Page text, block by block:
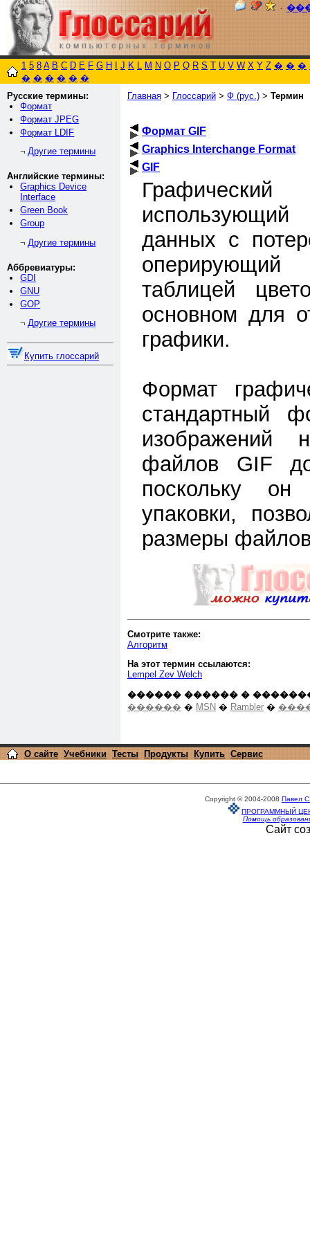
٠
1 5 8 A B C D E F G H J K L M N O P Q R S T U V W X Y Z � � �
� � � � � �
Русские термины:
Формат
Формат JPEG
Формат LDIF
¬ Другие термины
Английские термины:
Graphics Device
Interface
Green Book
Group
¬ Другие термины
Аббревиатуры:
GDI
GNU
GOP
¬ Другие термины
Купить глоссарий
Главная > Глоссарий > Ф (рус.) > Термин
Формат GIF
Graphics Interchange Format
GIF
данных с
оперирующий
таблицей
основном для
графики.
Формат
стандартный
изображений
файлов GIF
поскольку он
упаковки,
размеры
Смотрите также:
Алгоритм
На этот термин ссылаются:
Lempel Zev Welch
������ ������ �
������ � MSN � Rambler �
О сайте Учебники Тесты Продукты Купить Сервис
Copyright © 2004-2008 Павел
ПРОГРАММНЫЙ
Помощь
Сайт